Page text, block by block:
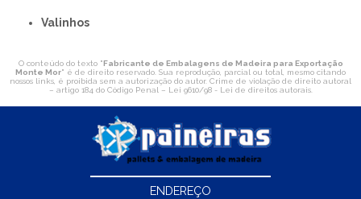
Valinhos
O conteúdo do texto " Fabricante de Embalagens de Madeira para Exportação
Monte Mor" é de direito reservado. Sua reprodução, parcial ou total, mesmo citando
nossos links, é proibida sem a autorização do autor. Crime de violação de direito autoral
– artigo 184 do Código Penal – Lei 9610/98 - Lei de direitos autorais.
ENDEREÇO